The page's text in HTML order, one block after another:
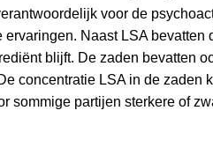
voor de
ervaringen. Naast LSA
blijft. De zaden bevatten
concentratie LSA in de
sommige partijen sterkere of